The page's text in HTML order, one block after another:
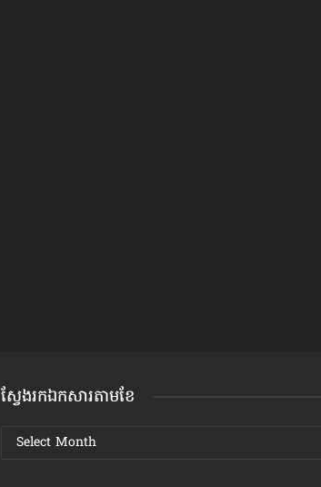
ស្វែងរកឯកសារតាមខែ
ស្វែងរក
ឯកសារ